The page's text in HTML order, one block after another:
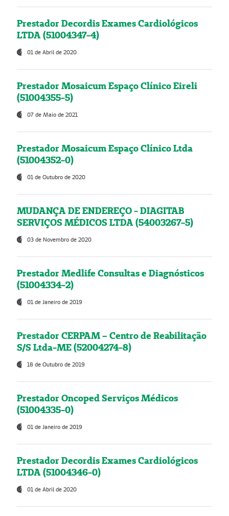
Prestador Decordis Exames Cardiológicos
LTDA (51004347-4)
01 de Abril de 2020
Prestador Mosaicum Espaço Clínico Eireli
(51004355-5)
07 de Maio de 2021
Prestador Mosaicum Espaço Clínico Ltda
(51004352-0)
01 de Outubro de 2020
MUDANÇA DE ENDEREÇO - DIAGITAB
SERVIÇOS MÉDICOS LTDA (54003267-5)
03 de Novembro de 2020
Prestador Medlife Consultas e Diagnósticos
(51004334-2)
01 de Janeiro de 2019
Prestador CERPAM – Centro de Reabilitação
S/S Ltda-ME (52004274-8)
18 de Outubro de 2019
Prestador Oncoped Serviços Médicos
(51004335-0)
01 de Janeiro de 2019
Prestador Decordis Exames Cardiológicos
LTDA (51004346-0)
01 de Abril de 2020